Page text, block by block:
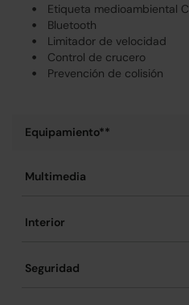
Etiqueta medioambiental C
Bluetooth
Limitador de velocidad
Control de crucero
Prevención de colisión
Equipamiento**
Multimedia
Interior
Seguridad